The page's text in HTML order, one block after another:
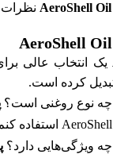
AeroShell نظرات
یک انتخاب عالی
کرده است.